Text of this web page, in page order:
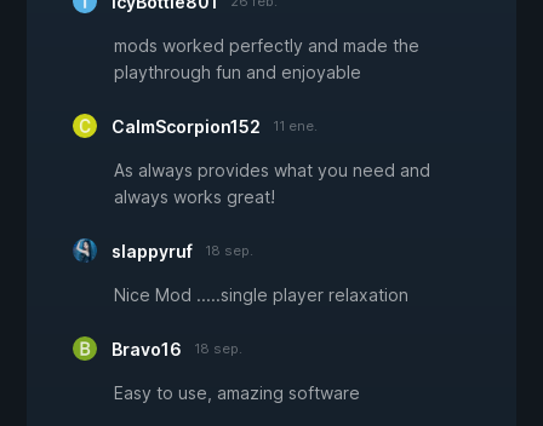
mods worked perfectly and made the
playthrough fun and enjoyable
CalmScorpion152 11 ene.
As always provides what you need and
always works great!
slappyruf 18 sep.
Nice Mod .....single player relaxation
Bravo16 18 sep.
Easy to use, amazing software